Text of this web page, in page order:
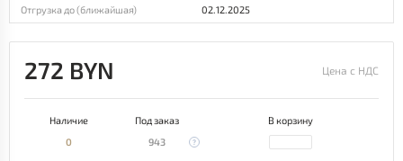
Отгрузка до (ближайшая)
02.12.2025
272 BYN Цена с НДС
Наличие Под заказ
В корзину
0
943